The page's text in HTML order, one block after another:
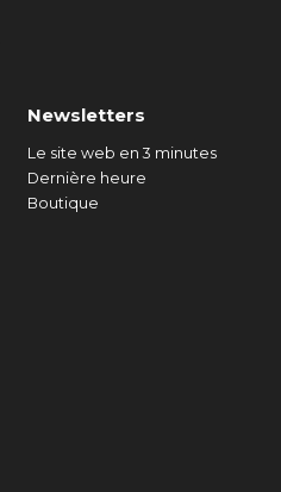
Newsletters
Le site web en 3 minutes
Dernière heure
Boutique